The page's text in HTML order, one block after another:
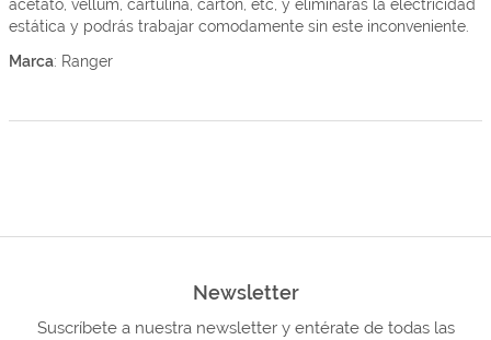
acetato, vellum, cartulina, cartón, etc, y eliminarás la electricidad
estática y podrás trabajar comodamente sin este inconveniente.
Marca: Ranger
Newsletter
Suscríbete a nuestra newsletter y entérate de todas las